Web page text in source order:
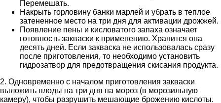
Перемешать.
Накрыть горловину банки марлей и убрать в теплое
затененное место на три дня для активации дрожжей.
Появление пены и кисловатого запаха означает
готовность закваски к применению. Хранится она
десять дней. Если закваска не использовалась сразу
после приготовления, то необходимо установить
гидрозатвор для предотвращения скисания продукта.
2. Одновременно с началом приготовления закваски
выложить плоды на три дня на мороз (в морозильную
камеру), чтобы разрушить мешающие брожению кислоты.